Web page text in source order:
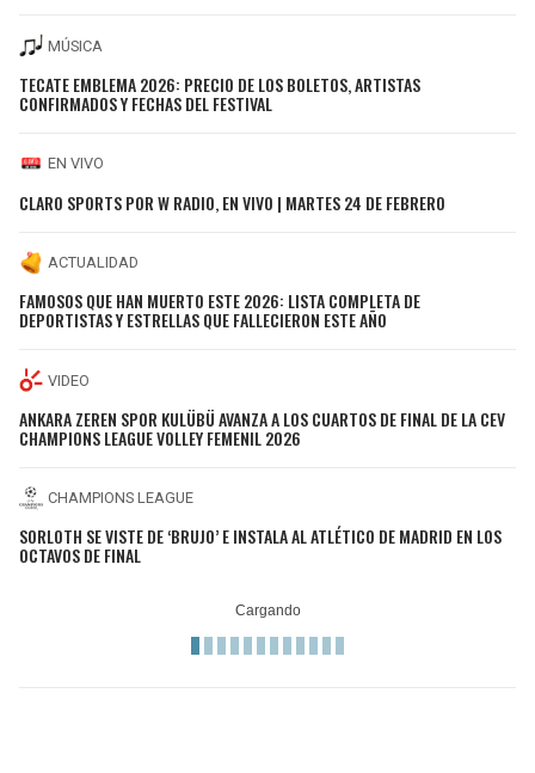
MÚSICA
TECATE EMBLEMA 2026: PRECIO DE LOS BOLETOS, ARTISTAS
CONFIRMADOS Y FECHAS DEL FESTIVAL
EN VIVO
CLARO SPORTS POR W RADIO, EN VIVO | MARTES 24 DE FEBRERO
ACTUALIDAD
FAMOSOS QUE HAN MUERTO ESTE 2026: LISTA COMPLETA DE
DEPORTISTAS Y ESTRELLAS QUE FALLECIERON ESTE AÑO
VIDEO
ANKARA ZEREN SPOR KULÜBÜ AVANZA A LOS CUARTOS DE FINAL DE LA CEV
CHAMPIONS LEAGUE VOLLEY FEMENIL 2026
CHAMPIONS LEAGUE
SORLOTH SE VISTE DE ‘BRUJO’ E INSTALA AL ATLÉTICO DE MADRID EN LOS
OCTAVOS DE FINAL